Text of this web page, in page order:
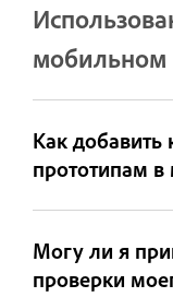
мобильном
Как
прототипам
Могу ли я
проверки